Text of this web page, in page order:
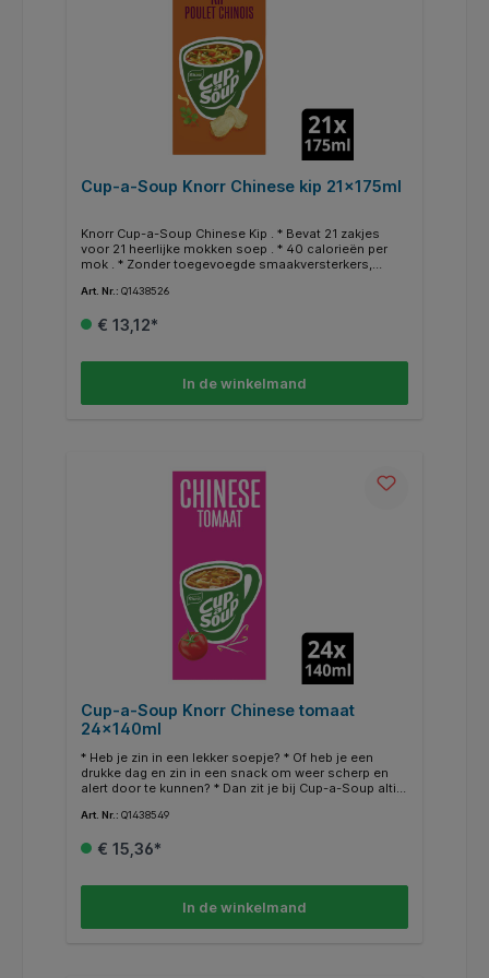
Cup-a-Soup Knorr Chinese kip 21x175ml
Knorr Cup-a-Soup Chinese Kip . * Bevat 21 zakjes
voor 21 heerlijke mokken soep . * 40 calorieën per
mok . * Zonder toegevoegde smaakversterkers,
Eenvoudig en snel te bereiden . * Een heerlijk
Art. Nr.: Q1438526
€ 13,12*
In de winkelmand
Cup-a-Soup Knorr Chinese tomaat
24x140ml
* Heb je zin in een lekker soepje? * Of heb je een
drukke dag en zin in een snack om weer scherp en
alert door te kunnen? * Dan zit je bij Cup-a-Soup altijd
een snelle, hartige opkikker die je weer energie geeft
met duurzaam geteelde tomaten, en dat proef je! In
calorieën per mok. * Zoals je van ons gewend bent,
besteden wij veel zorg en aandacht aan ons recept
Art. Nr.: Q1438549
€ 15,36*
In de winkelmand